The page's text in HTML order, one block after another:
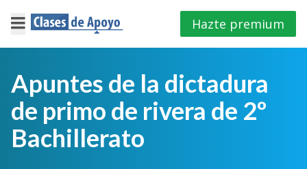
×
Iniciar
sesión
Hazte premium
Apuntes de la dictadura
de primo de rivera de 2º
Bachillerato